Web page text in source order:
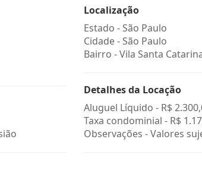
Localização
Estado -São Paulo
Cidade -São Paulo
Bairro -Vila Santa
Detalhes da Locação
Aluguel Líquido - R$
Taxa condominial - R$
Observações - Valores